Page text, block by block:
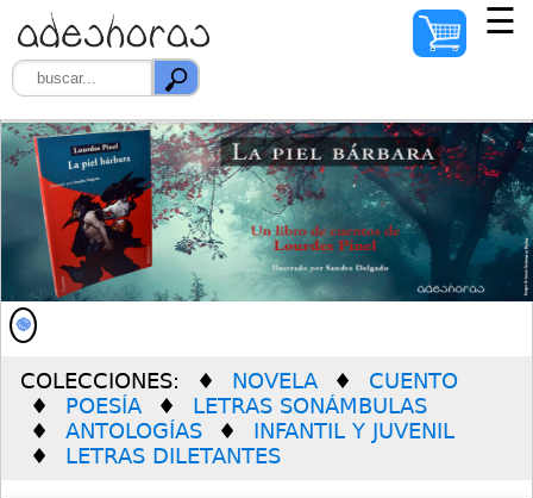
AUTORES
ILUSTRADORES
DISTRIBUIDORES
PREMIO SOLEDAD
VERDÚ
☰
COLECCIONES: NOVELA
CUENTO
POESÍA
LETRAS SONÁMBULAS
ANTOLOGÍAS
INFANTIL Y JUVENIL
LETRAS DILETANTES